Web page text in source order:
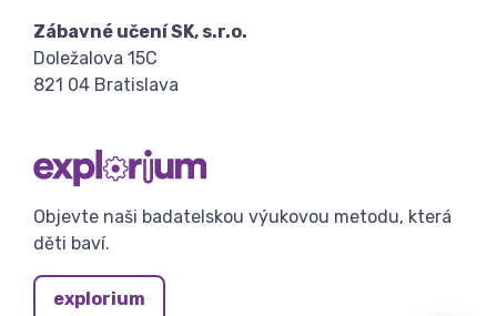
Zábavné učení SK, s.r.o.
Doležalova 15C
821 04 Bratislava
Objevte naši badatelskou výukovou metodu, která
děti baví.
explorium